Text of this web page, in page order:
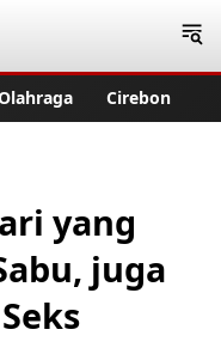
Cirebon
yang
juga